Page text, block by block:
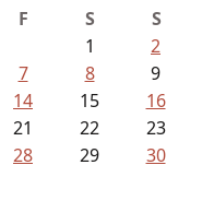
F S
S
1
2
7 8
9
14 15
16
21 22
23
28 29
30